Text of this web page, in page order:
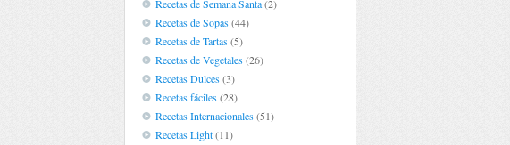
Recetas de Semana Santa(2)
Recetas de Sopas(44)
Recetas de Tartas(5)
Recetas de Vegetales(26)
Recetas Dulces(3)
Recetas fáciles(28)
Recetas Internacionales(51)
Recetas Light(11)